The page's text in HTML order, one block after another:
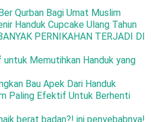
Qurban Bagi Umat Muslim
Handuk Cupcake Ulang Tahun
PERNIKAHAN TERJADI DI
Memutihkan Handuk yang
Bau Apek Dari Handuk
Paling Efektif Untuk Berhenti
berat badan?! ini penyebabnya!